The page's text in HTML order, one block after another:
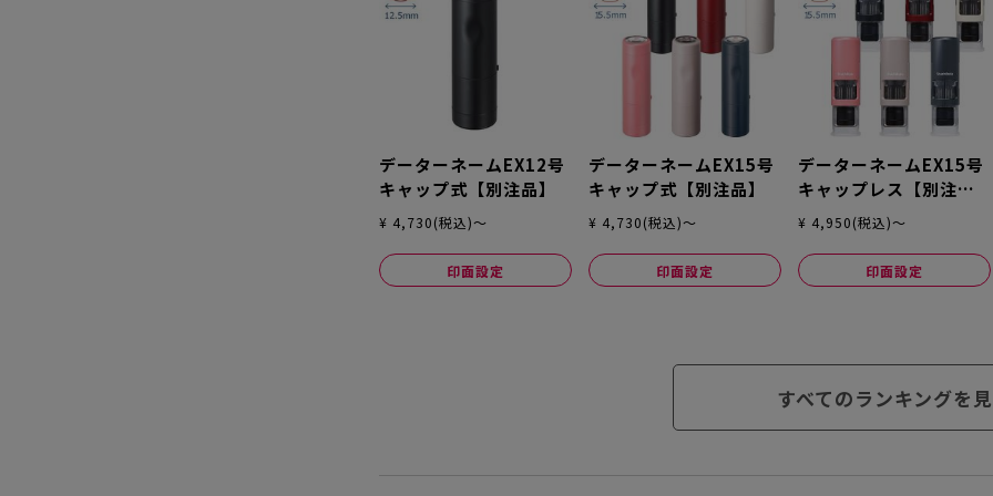
データーネームEX12号
キャップ式【別注品】
¥ 4,730(税込)～
印面設定
データーネームEX15号
キャップ式【別注品】
¥ 4,730(税込)～
印面設定
データーネームEX15号
キャップレス【別注
品】
¥ 4,950(税込)～
印面設定
すべてのランキングを